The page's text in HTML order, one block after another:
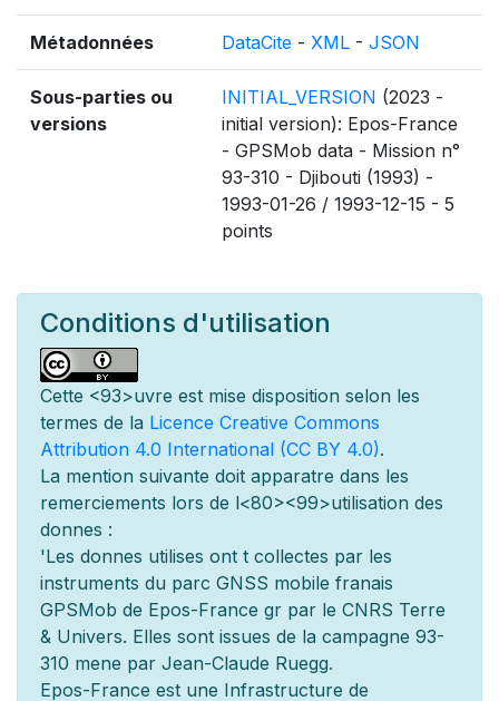
Métadonnées DataCite - XML - JSON
Sous-parties ou
versions
INITIAL_VERSION (2023 -
initial version): Epos-France
- GPSMob data - Mission n°
93-310 - Djibouti (1993) -
1993-01-26 / 1993-12-15 - 5
points
Conditions d'utilisation
Cette <93>uvre est mise disposition selon les
termes de la Licence Creative Commons
Attribution 4.0 International (CC BY 4.0).
La mention suivante doit apparatre dans les
remerciements lors de l<80><99>utilisation des
donnes :
'Les donnes utilises ont t collectes par les
instruments du parc GNSS mobile franais
GPSMob de Epos-France gr par le CNRS Terre
& Univers. Elles sont issues de la campagne 93-
310 mene par Jean-Claude Ruegg.
Epos-France est une Infrastructure de